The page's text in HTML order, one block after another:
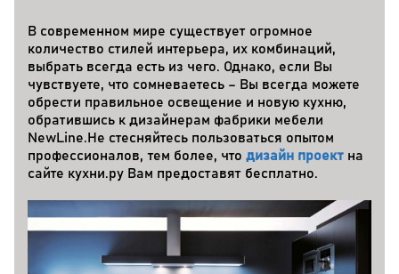
В современном мире существует огромное
количество стилей интерьера, их комбинаций,
выбрать всегда есть из чего. Однако, если Вы
чувствуете, что сомневаетесь – Вы всегда можете
обрести правильное освещение и новую кухню,
обратившись к дизайнерам фабрики мебели
NewLine.Не стесняйтесь пользоваться опытом
профессионалов, тем более, что дизайн проект на
сайте кухни.ру Вам предоставят бесплатно.